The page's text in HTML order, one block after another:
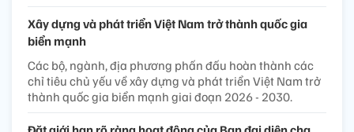
Xây dựng và phát triển Việt Nam trở thành quốc gia
biển mạnh
Các bộ, ngành, địa phương phấn đấu hoàn thành các
chỉ tiêu chủ yếu về xây dựng và phát triển Việt Nam trở
thành quốc gia biển mạnh giai đoạn 2026 - 2030.